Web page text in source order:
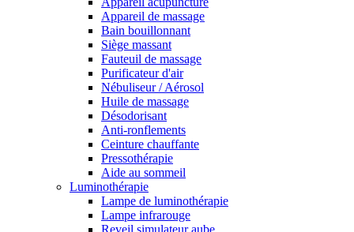
Appareil de massage
Bain bouillonnant
Siège massant
Fauteuil de massage
Purificateur d'air
Nébuliseur / Aérosol
Huile de massage
Désodorisant
Anti-ronflements
Ceinture chauffante
Pressothérapie
Aide au sommeil
Luminothérapie
Lampe de luminothérapie
Lampe infrarouge
Reveil simulateur aube